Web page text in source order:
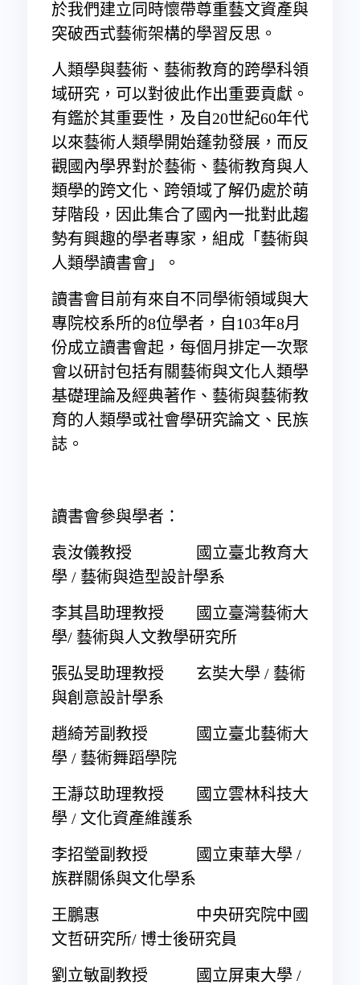
於我們建立同時懷帶尊重藝文資產與
突破西式藝術架構的學習反思。
人類學與藝術、藝術教育的跨學科領
域研究，可以對彼此作出重要貢獻。
有鑑於其重要性，及自20世紀60年代
以來藝術人類學開始蓬勃發展，而反
觀國內學界對於藝術、藝術教育與人
類學的跨文化、跨領域了解仍處於萌
芽階段，因此集合了國內一批對此趨
勢有興趣的學者專家，組成「藝術與
人類學讀書會」。
讀書會目前有來自不同學術領域與大
專院校系所的8位學者，自103年8月
份成立讀書會起，每個月排定一次聚
會以研討包括有關藝術與文化人類學
基礎理論及經典著作、藝術與藝術教
育的人類學或社會學研究論文、民族
誌。
讀書會參與學者：
袁汝儀教授 國立臺北教育大
學 / 藝術與造型設計學系
李其昌助理教授 國立臺灣藝術大
學/ 藝術與人文教學研究所
張弘旻助理教授 玄奘大學 / 藝術
與創意設計學系
趙綺芳副教授 國立臺北藝術大
學 / 藝術舞蹈學院
王瀞苡助理教授 國立雲林科技大
學 / 文化資產維護系
李招瑩副教授 國立東華大學 /
族群關係與文化學系
王鵬惠 中央研究院中國
文哲研究所/ 博士後研究員
劉立敏副教授 國立屏東大學 /